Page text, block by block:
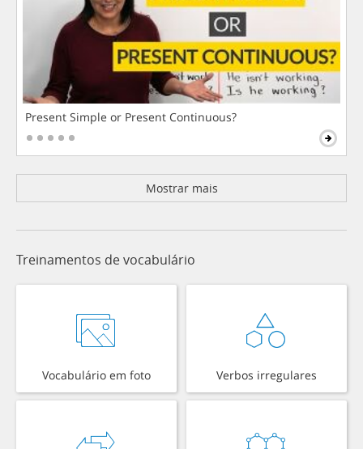
Present Simple or Present Continuous?
Mostrar mais
Treinamentos de vocabulário
Vocabulário em foto Verbos irregulares